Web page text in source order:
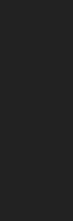
è
creare un’opera
la matrice
del soul e del
si intersecano
e
Matteo
Ospite per la
Logan
alto.